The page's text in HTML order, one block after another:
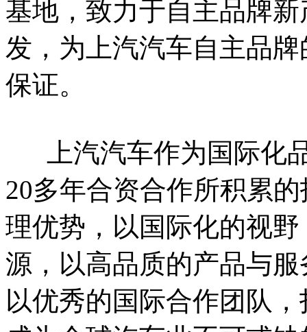
基地，致力于自主品牌
发，为上汽汽车自主品
保证。
上汽汽车作为国际化
20多年合资合作所积累
理优势，以国际化的视
源，以高品质的产品与
以优秀的国际合作团队